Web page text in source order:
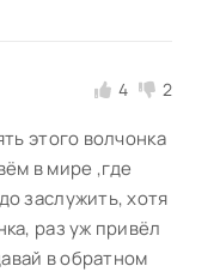
4 2
этого волчонка
в мире ,где
заслужить, хотя
раз уж привёл
в обратном